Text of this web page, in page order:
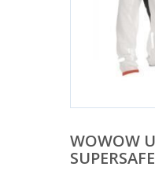
WOWOW
SUPERSAFE